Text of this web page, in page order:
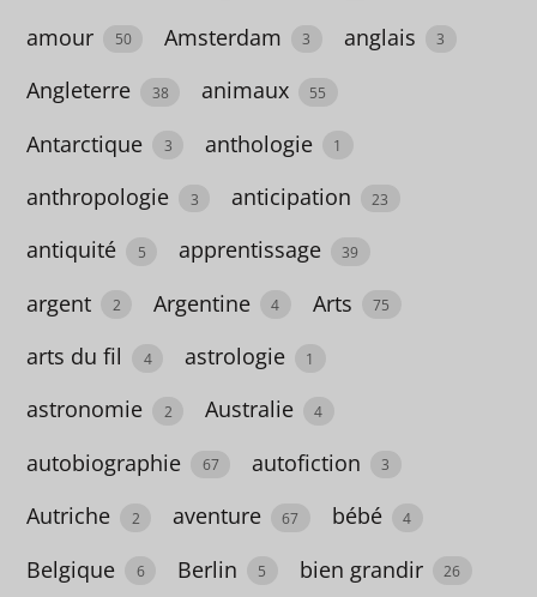
de
5
Romans
Essais
147
dessinées
amour 50 Amsterdam 3 anglais 3
Angleterre 38 animaux 55
Antarctique 3 anthologie 1
anthropologie 3 anticipation 23
antiquité 5 apprentissage 39
argent 2 Argentine 4 Arts 75
arts du fil 4 astrologie 1
astronomie 2 Australie 4
autobiographie 67 autofiction 3
Autriche 2 aventure 67 bébé 4
Belgique 6 Berlin 5 bien grandir 26